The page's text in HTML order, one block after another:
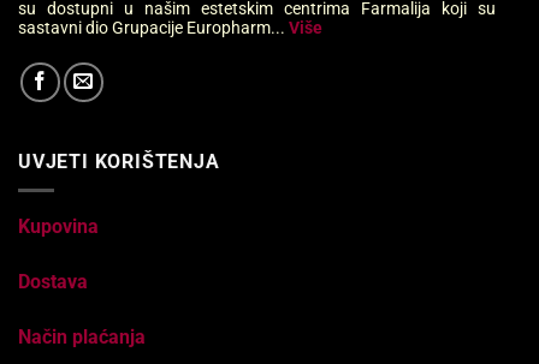
su dostupni u našim estetskim centrima Farmalija koji su
sastavni dio Grupacije Europharm... Više
UVJETI KORIŠTENJA
Kupovina
Dostava
Način plaćanja